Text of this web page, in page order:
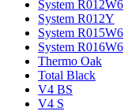
System R012W6
System R012Y
System R015W6
System R016W6
Thermo Oak
Total Black
V4 BS
V4 S